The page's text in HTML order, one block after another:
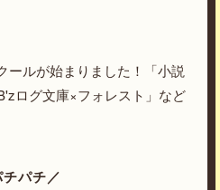
ールが始まりました！「小説
ログ文庫×フォレスト」など
チパチ／